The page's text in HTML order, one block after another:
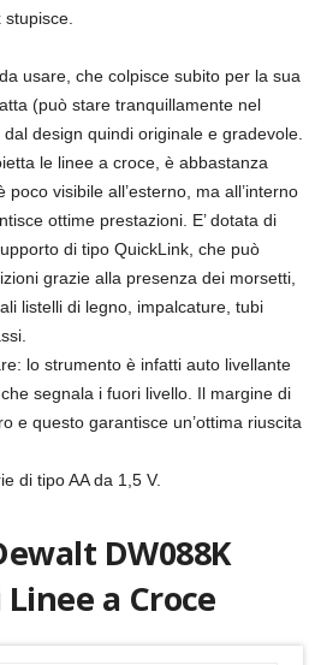
usare, che colpisce subito per la sua
(può stare tranquillamente nel
design quindi originale e gradevole.
le linee a croce, è abbastanza
visibile all’esterno, ma all’interno
ottime prestazioni. E’ dotata di
di tipo QuickLink, che può
grazie alla presenza dei morsetti,
listelli di legno, impalcature, tubi
lo strumento è infatti auto livellante
segnala i fuori livello. Il margine di
e questo garantisce un’ottima riuscita
di tipo AA da 1,5 V.
DW088K
a Croce